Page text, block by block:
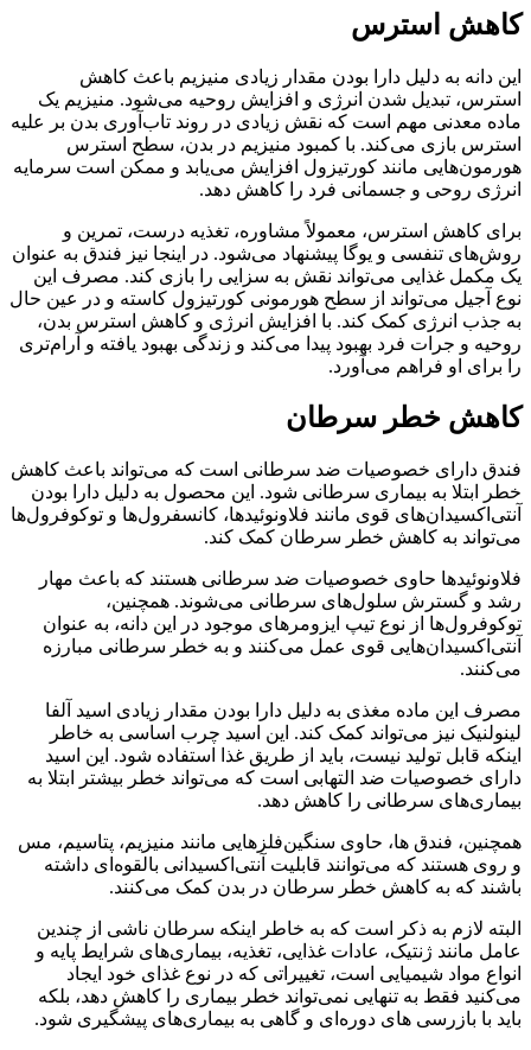
کاهش استرس
این دانه به دلیل دارا بودن مقدار زیادی منیزیم باعث کاهش
استرس، تبدیل شدن انرژی و افزایش روحیه می‌شود. منیزیم یک
ماده معدنی مهم است که نقش زیادی در روند تاب‌آوری بدن بر علیه
استرس بازی می‌کند. با کمبود منیزیم در بدن، سطح استرس
هورمون‌هایی مانند کورتیزول افزایش می‌یابد و ممکن است سرمایه
انرژی روحی و جسمانی فرد را کاهش دهد.
برای کاهش استرس، معمولاً مشاوره، تغذیه درست، تمرین و
روش‌های تنفسی و یوگا پیشنهاد می‌شود. در اینجا نیز فندق به عنوان
یک مکمل غذایی می‌تواند نقش به سزایی را بازی کند. مصرف این
نوع آجیل می‌تواند از سطح هورمونی کورتیزول کاسته و در عین حال
به جذب انرژی کمک کند. با افزایش انرژی و کاهش استرس بدن،
روحیه و جرات فرد بهبود پیدا می‌کند و زندگی بهبود یافته و آرام‌تری
را برای او فراهم می‌آورد.
کاهش خطر سرطان
فندق دارای خصوصیات ضد سرطانی است که می‌تواند باعث کاهش
خطر ابتلا به بیماری سرطانی شود. این محصول به دلیل دارا بودن
آنتی‌اکسیدان‌های قوی مانند فلاونوئیدها، کانسفرول‌ها و توکوفرول‌ها
می‌تواند به کاهش خطر سرطان کمک کند.
فلاونوئیدها حاوی خصوصیات ضد سرطانی هستند که باعث مهار
رشد و گسترش سلول‌های سرطانی می‌شوند. همچنین،
توکوفرول‌ها از نوع تیپ ایزومر‌های موجود در این دانه، به عنوان
آنتی‌اکسیدان‌هایی قوی عمل می‌کنند و به خطر سرطانی مبارزه
می‌کنند.
مصرف این ماده مغذی به دلیل دارا بودن مقدار زیادی اسید آلفا
لینولنیک نیز می‌تواند کمک کند. این اسید چرب اساسی به خاطر
اینکه قابل تولید نیست، باید از طریق غذا استفاده شود. این اسید
دارای خصوصیات ضد التهابی است که می‌تواند خطر بیشتر ابتلا به
بیماری‌های سرطانی را کاهش دهد.
همچنین، فندق ها، حاوی سنگین‌فلزهایی مانند منیزیم، پتاسیم، مس
و روی هستند که می‌توانند قابلیت آنتی‌اکسیدانی بالقوه‌ای داشته
باشند که به کاهش خطر سرطان در بدن کمک می‌کنند.
البته لازم به ذکر است که به خاطر اینکه سرطان ناشی از چندین
عامل مانند ژنتیک، عادات غذایی، تغذیه، بیماری‌های شرایط پایه و
انواع مواد شیمیایی است، تغییراتی که در نوع غذای خود ایجاد
می‌کنید فقط به تنهایی نمی‌تواند خطر بیماری را کاهش دهد، بلکه
باید با بازرسی های دوره‌ای و گاهی به بیماری‌های پیشگیری شود.